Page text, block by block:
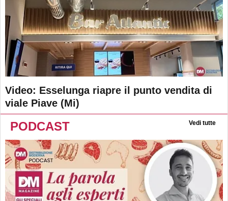
Video: Esselunga riapre il punto vendita di
viale Piave (Mi)
PODCAST Vedi tutte